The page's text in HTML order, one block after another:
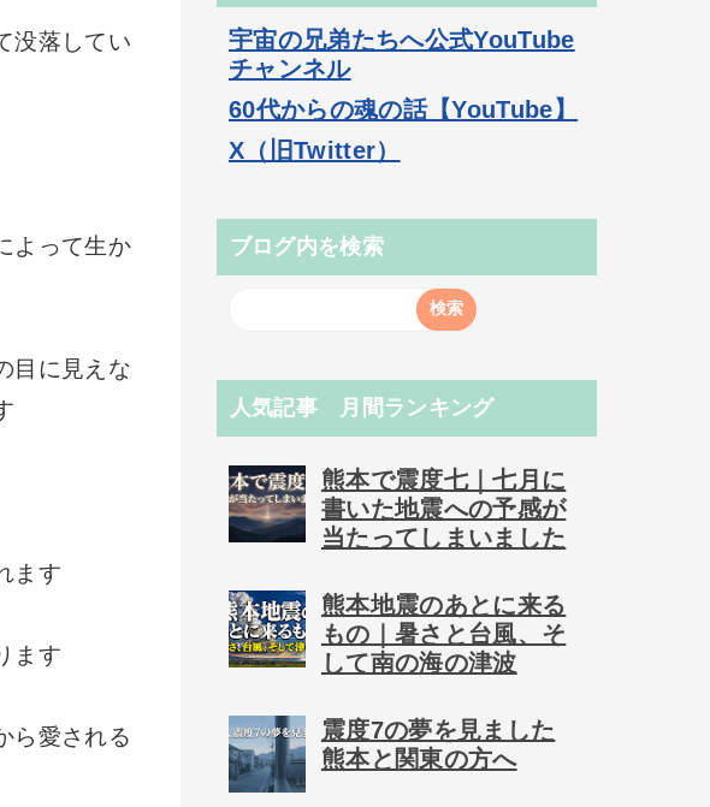
没落してい
よって生か
目に見えな
ます
ます
ら愛される
宇宙の兄弟たちへ公式YouTube
チャンネル
60代からの魂の話【YouTube】
X（旧Twitter）
ブログ内を検索
人気記事 月間ランキング
熊本で震度七｜七月に
書いた地震への予感が
当たってしまいました
熊本地震のあとに来る
もの｜暑さと台風、そ
して南の海の津波
震度7の夢を見ました
熊本と関東の方へ